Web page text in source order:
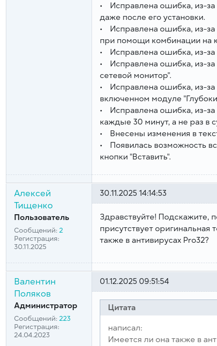
• Исправлена ошибка, из-за
даже после его установки.
• Исправлена ошибка, из-за
при помощи комбинации на
• Исправлена ошибка, из-за
• Исправлена ошибка, из-за
сетевой монитор".
• Исправлена ошибка, из-за
включенном модуле
• Исправлена ошибка, из-
каждые 30 минут, а не раз в
• Внесены изменения в
• Появилась возможность
кнопки "Вставить".
Алексей
Тищенко
Пользователь
Сообщений: 2
Регистрация:
30.11.2025
30.11.2025 14:14:53
Здравствуйте! Подскажите,
присутствует
также в антивирусах Pro32?
Валентин
Поляков
Администратор
Сообщений: 223
Регистрация:
24.04.2023
01.12.2025 09:51:54
Цитата
написал:
Имеется ли она также в